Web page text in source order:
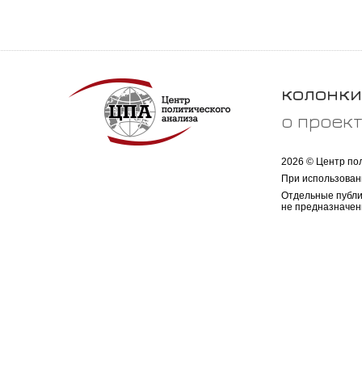
колонки
о
2026 © Центр
При
Отдельные
не